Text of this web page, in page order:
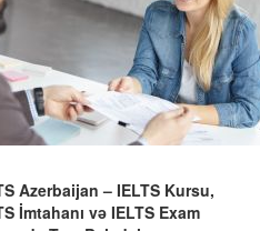
Azerbaijan – IELTS Kursu,
İmtahanı və IELTS Exam